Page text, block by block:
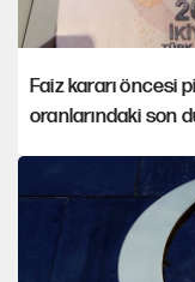
Faiz kararı öncesi
oranlarındaki son